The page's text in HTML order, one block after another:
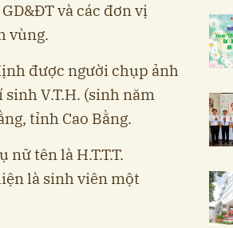
và các đơn vị
vùng.
được người chụp ảnh
V.T.H. (sinh năm
tỉnh Cao Bằng.
tên là H.T.T.T.
là sinh viên một